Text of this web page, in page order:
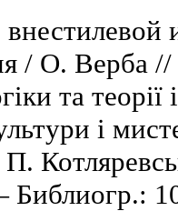
/ О. Верба //
та
і
П.